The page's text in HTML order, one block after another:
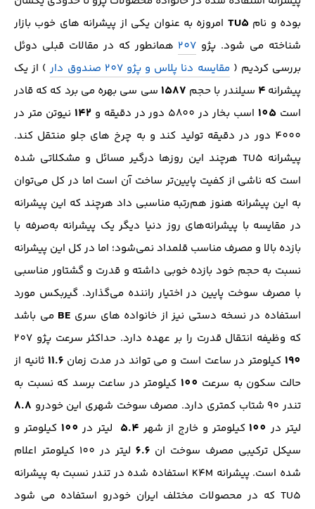
بوده و نامTU5 امروزه به عنوان یکی از پیشرانه های خوب بازار
شناخته می شود. پژو 207 همانطور که در مقالات قبلی دوئل
بررسی کردیم ( مقایسه دنا پلاس و پژو 207 صندوق دار
) از یک
پیشرانه
سیلندر با حجم 1587 سی سی بهره می برد که که قادر
است 105اسب بخار در 5800 دور در دقیقه و 142 نیوتن متر در
4000 دور در دقیقه تولید کند و به چرخ های جلو منتقل کند.
پیشرانه TU5 هرچند این روزها درگیر مسائل و مشکلاتی شده
است که ناشی از کفیت پایین‌تر ساخت آن است اما در کل می‌توان
به این پیشرانه هنوز هم‌رتبه مناسبی داد هرچند که این پیشرانه
در مقایسه با پیشرانه‌های روز دنیا دیگر یک پیشرانه به‌صرفه با
بازده بالا و مصرف مناسب قلمداد نمی‌شود؛ اما در کل این پیشرانه
نسبت به حجم خود بازده خوبی داشته و قدرت و گشتاور مناسبی
با مصرف سوخت پایین در اختیار راننده می‌گذارد. گیربکس مورد
استفاده در نسخه دستی نیز از خانواده های سری BE می باشد
که وظیفه انتقال قدرت را بر عهده دارد. حداکثر سرعت پژو 207
190کیلومتر در ساعت است و می تواند در مدت زمان 11.6 ثانیه از
حالت سکون به سرعت 100 کیلومتر در ساعت برسد که نسبت به
تندر 90 شتاب کمتری دارد. مصرف سوخت شهری این خودرو
8.8
لیتر در 100کیلومتر و خارج از شهر 5.4 لیتر در 100 کیلومتر و
سیکل ترکیبی مصرف سوخت ان 6.6
لیتر در 100 کیلومتر اعلام
شده است. پیشرانه K4M استفاده شده در تندر نسبت به پیشرانه
TU5 که در محصولات مختلف ایران خودرو استفاده می شود